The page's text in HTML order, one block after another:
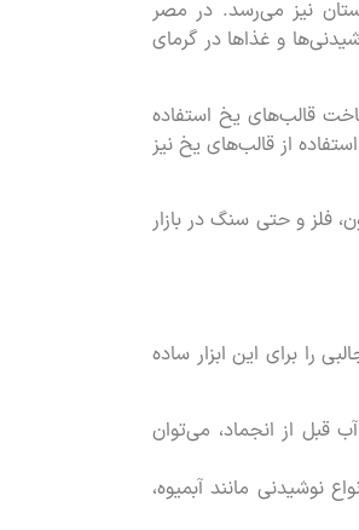
نیز می‌رسد. در مصر
و غذاها در گرمای
قالب‌های یخ استفاده
از قالب‌های یخ نیز
فلز و حتی سنگ در بازار
را برای این ابزار ساده
قبل از انجماد، می‌توان
نوشیدنی مانند آبمیوه،